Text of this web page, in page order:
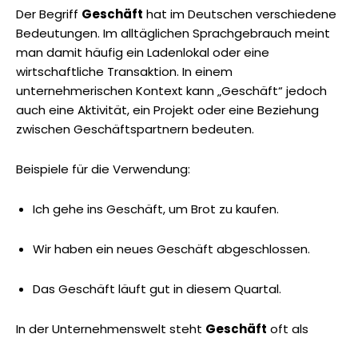
Der Begriff Geschäft hat im Deutschen verschiedene
Bedeutungen. Im alltäglichen Sprachgebrauch meint
man damit häufig ein Ladenlokal oder eine
wirtschaftliche Transaktion. In einem
unternehmerischen Kontext kann „Geschäft“ jedoch
auch eine Aktivität, ein Projekt oder eine Beziehung
zwischen Geschäftspartnern bedeuten.
Beispiele für die Verwendung:
Ich gehe ins Geschäft, um Brot zu kaufen.
Wir haben ein neues Geschäft abgeschlossen.
Das Geschäft läuft gut in diesem Quartal.
In der Unternehmenswelt steht Geschäft oft als